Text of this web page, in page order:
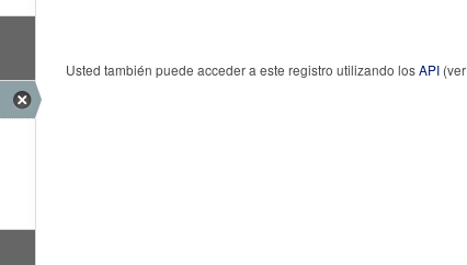
Usted también puede acceder a este registro utilizando losAPI (ver